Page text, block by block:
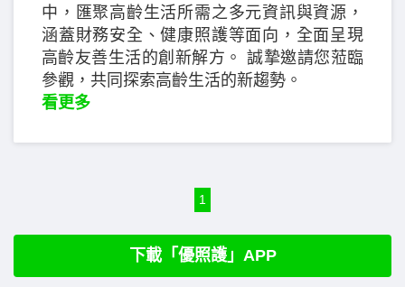
中，匯聚高齡生活所需之多元資訊與資源，
涵蓋財務安全、健康照護等面向，全面呈現
高齡友善生活的創新解方。 誠摯邀請您蒞臨
參觀，共同探索高齡生活的新趨勢。
看更多
1
下載「優照護」APP